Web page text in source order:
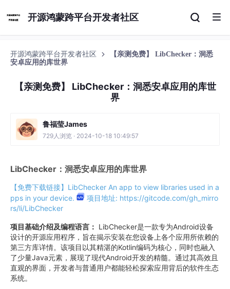
开源鸿蒙跨平台开发者社区
开源鸿蒙跨平台开发者社区
【亲测免费】 LibChecker：洞悉
安卓应用的库世界
【亲测免费】 LibChecker：洞悉安卓应用的库世
界
鲁福莹James
729人浏览 · 2024-10-18 10:49:57
LibChecker：洞悉安卓应用的库世界
【免费下载链接】LibChecker An app to view libraries used in a
pps in your device.
项目地址: https://gitcode.com/gh_mirro
rs/li/LibChecker
项目基础介绍及编程语言： LibChecker是一款专为Android设备
设计的开源应用程序，旨在揭示安装在您设备上各个应用所依赖的
第三方库详情。该项目以其精湛的Kotlin编码为核心，同时也融入
了少量Java元素，展现了现代Android开发的精髓。通过其高效且
直观的界面，开发者与普通用户都能轻松探索应用背后的软件生态
系统。